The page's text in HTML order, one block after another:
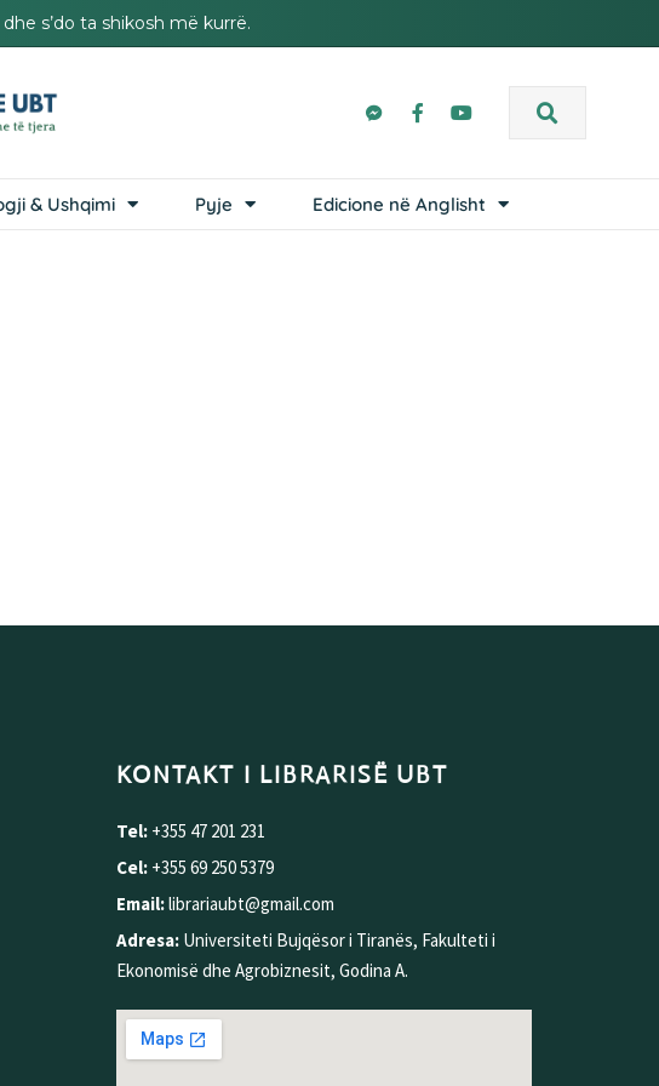
s’do ta shikosh më kurrë.
& Ushqimi Pyje Edicione në Anglisht
KONTAKT I LIBRARISË UBT
Tel: +355 47 201 231
Cel: +355 69 250 5379
Email:librariaubt@gmail.com
Adresa: Universiteti Bujqësor i Tiranës, Fakulteti i
Ekonomisë dhe Agrobiznesit, Godina A.